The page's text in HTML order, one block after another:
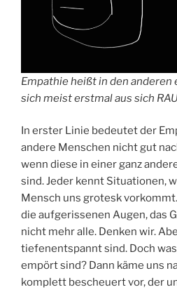
Empathie heißt in den anderen
sich meist erstmal aus sich
In erster Linie bedeutet der
andere Menschen nicht gut
wenn diese in einer ganz
sind. Jeder kennt Situationen,
Mensch uns grotesk
die aufgerissenen Augen, das
nicht mehr alle. Denken wir.
tiefenentspannt sind. Doch
empört sind? Dann käme uns
komplett bescheuert vor, der